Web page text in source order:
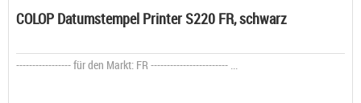
COLOP Datumstempel Printer S220 FR, schwarz
----------------- für den Markt: FR ------------------------ ...